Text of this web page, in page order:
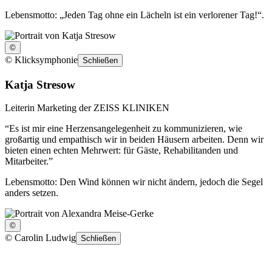
Lebensmotto: „Jeden Tag ohne ein Lächeln ist ein verlorener Tag!“.
©
© Klicksymphonie Schließen
Katja Stresow
Leiterin Marketing der ZEISS KLINIKEN
“Es ist mir eine Herzensangelegenheit zu kommunizieren, wie
großartig und empathisch wir in beiden Häusern arbeiten. Denn wir
bieten einen echten Mehrwert: für Gäste, Rehabilitanden und
Mitarbeiter.”
Lebensmotto: Den Wind können wir nicht ändern, jedoch die Segel
anders setzen.
©
© Carolin Ludwig Schließen